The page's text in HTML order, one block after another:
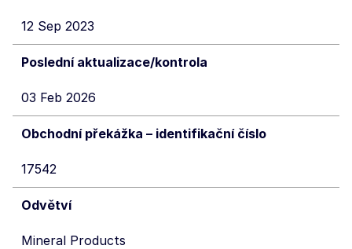
12 Sep 2023
Poslední aktualizace/kontrola
03 Feb 2026
Obchodní překážka – identifikační číslo
17542
Odvětví
Mineral Products